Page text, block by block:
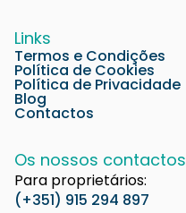
Links
Termos e Condições
Política de Cookies
Política de Privacidade
Blog
Contactos
Os nossos contactos
Para proprietários:
(+351) 915 294 897